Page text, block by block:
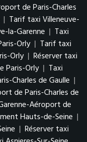
de Paris-Charles
| Tarif taxi Villeneuve-
la-Garenne | Taxi
Orly | Tarif taxi
Orly | Réserver taxi
Paris-Orly | Taxi
Charles de Gaulle |
de Paris-Charles de
Aéroport de
Hauts-de-Seine |
| Réserver taxi